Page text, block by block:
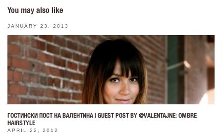
You may also like
JANUARY 23, 2013
ГОСТИНСКИ ПОСТ НА ВАЛЕНТИНА | GUEST POST BY @VALENTAJNE: OMBRE
HAIRSTYLE
APRIL 22, 2012